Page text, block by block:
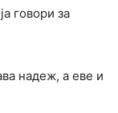
говори за
надеж, а еве и